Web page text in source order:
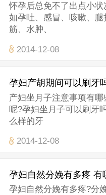
怀孕后总免不了出点小状
如孕吐、感冒、咳嗽、腿
筋、水肿、
2014-12-08
产妇坐月子注意事项有哪
呢?孕妇坐月子可以刷牙
么样的牙
2014-12-08
孕妇自然分娩有多疼?分